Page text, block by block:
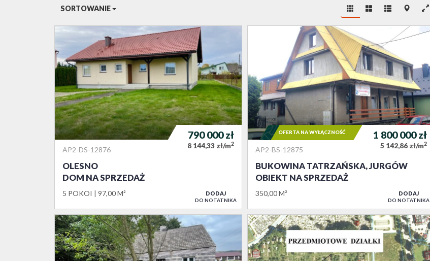
SORTOWANIE
AP2-DS-12876
OLESNO
DOM NA SPRZEDAŻ
5 POKOI 97,00 M²
790 000zł
8 144,33 zł/m2
DODAJ
DO NOTATNIKA
AP2-BS-12875
BUKOWINA TATRZAŃSKA, JURGÓW
OBIEKT NA SPRZEDAŻ
350,00 M²
1 800 000zł
5 142,86 zł/m2
OFERTA NA WYŁĄCZNOŚĆ
DODAJ
DO NOTATNIKA